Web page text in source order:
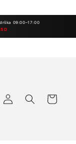
09:00–17:00
Korpa